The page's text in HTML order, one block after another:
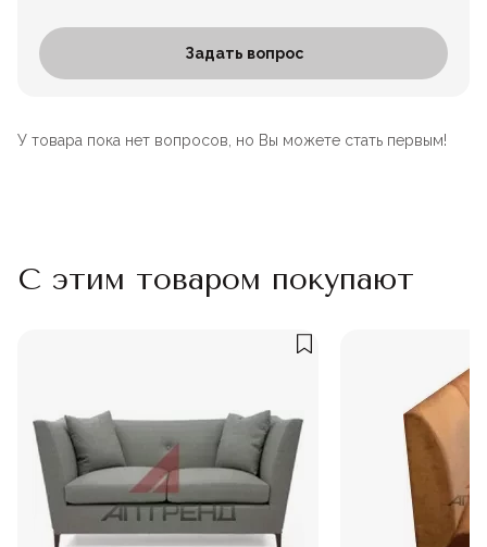
Задать вопрос
У товара пока нет вопросов, но Вы можете стать первым!
С этим товаром покупают